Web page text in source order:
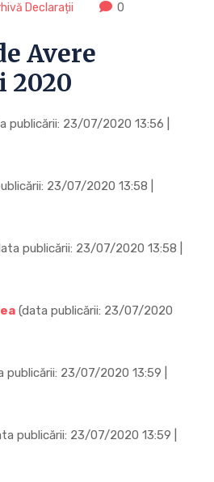
Declarații 0
Avere
2020
publicării: 23/07/2020 13:56 |
23/07/2020 13:58 |
publicării: 23/07/2020 13:58 |
(data publicării: 23/07/2020
publicării: 23/07/2020 13:59 |
publicării: 23/07/2020 13:59 |